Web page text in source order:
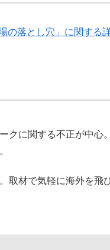
の落とし穴」に関する
クに関する不正が中心
取材で気軽に海外を飛